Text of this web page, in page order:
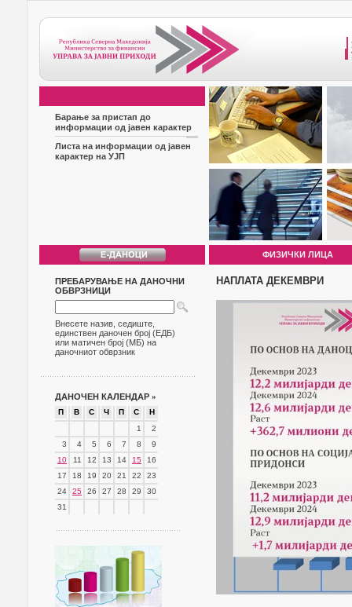
Барање за пристап до
информации од јавен карактер
Листа на информации од јавен
карактер на УЈП
ФИЗИЧКИ ЛИЦА
ПРЕБАРУВАЊЕ НА ДАНОЧНИ
ОБВРЗНИЦИ
Внесете назив, седиште,
единствен даночен број (ЕДБ)
или матичен број (МБ) на
даночниот обврзник
ДАНОЧЕН КАЛЕНДАР »
П В С Ч П С
Н
1
2
3
4 5 6 7 8
9
10
11 12 13 14 15
16
17
18 19 20 21 22
23
24
25 26 27 28 29
30
31
НАПЛАТА ДЕКЕМВРИ